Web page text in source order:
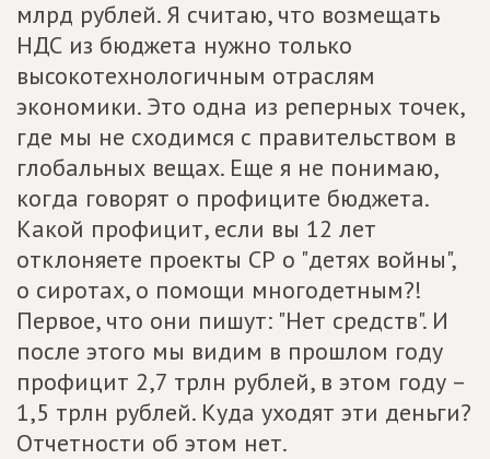
млрд рублей. Я считаю, что возмещать
НДС из бюджета нужно только
высокотехнологичным отраслям
экономики. Это одна из реперных точек,
где мы не сходимся с правительством в
глобальных вещах. Еще я не понимаю,
когда говорят о профиците бюджета.
Какой профицит, если вы 12 лет
отклоняете проекты СР о "детях войны",
о сиротах, о помощи многодетным?!
Первое, что они пишут: "Нет средств". И
после этого мы видим в прошлом году
профицит 2,7 трлн рублей, в этом году –
1,5 трлн рублей. Куда уходят эти деньги?
Отчетности об этом нет.